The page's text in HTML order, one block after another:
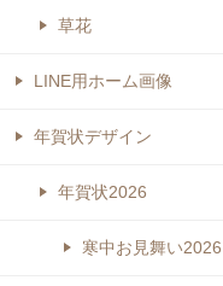
草花
LINE用ホーム画像
年賀状デザイン
年賀状2026
寒中お見舞い2026